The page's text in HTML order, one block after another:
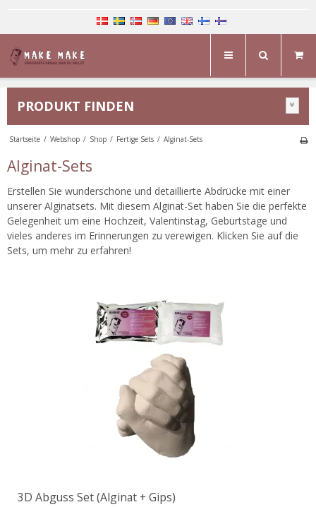
PRODUKT FINDEN
Startseite / Webshop / Shop / Fertige Sets / Alginat-Sets
Alginat-Sets
Erstellen Sie wunderschöne und detaillierte Abdrücke mit einer
unserer Alginatsets. Mit diesem Alginat-Set haben Sie die perfekte
Gelegenheit um eine Hochzeit, Valentinstag, Geburtstage und
vieles anderes im Erinnerungen zu verewigen. Klicken Sie auf die
Sets, um mehr zu erfahren!
3D Abguss Set (Alginat + Gips)